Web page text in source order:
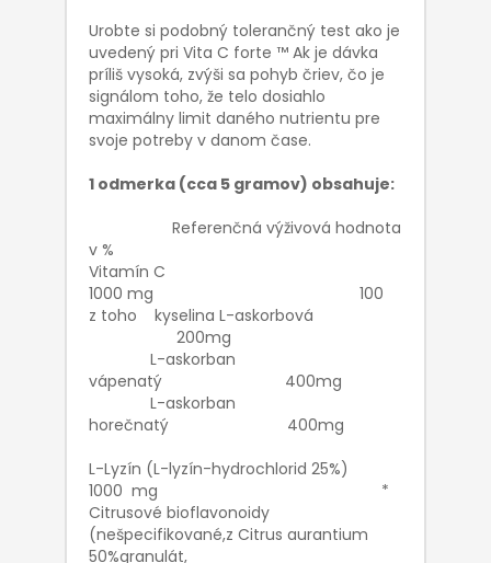
Urobte si podobný tolerančný test ako je
uvedený pri Vita C forte ™ Ak je dávka
príliš vysoká, zvýši sa pohyb čriev, čo je
signálom toho, že telo dosiahlo
maximálny limit daného nutrientu pre
svoje potreby v danom čase.
1 odmerka (cca 5 gramov) obsahuje:
Referenčná výživová hodnota
v %
Vitamín C
1000 mg 100
z toho kyselina L-askorbová
200mg
L-askorban
vápenatý 400mg
L-askorban
horečnatý 400mg
L-Lyzín (L-lyzín-hydrochlorid 25%)
1000 mg *
Citrusové bioflavonoidy
(nešpecifikované,z Citrus aurantium
50%granulát,